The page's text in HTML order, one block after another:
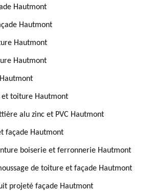
Hautmont
Hautmont
Hautmont
Hautmont
et toiture Hautmont
alu zinc et PVC Hautmont
façade Hautmont
boiserie et ferronnerie Hautmont
de toiture et façade Hautmont
projeté façade Hautmont